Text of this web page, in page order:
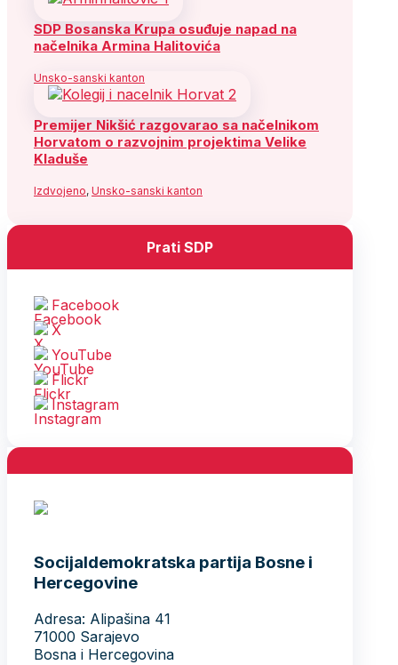
SDP Bosanska Krupa osuđuje napad na
načelnika Armina Halitovića
Unsko-sanski kanton
Premijer Nikšić razgovarao sa načelnikom
Horvatom o razvojnim projektima Velike
Kladuše
Izdvojeno, Unsko-sanski kanton
Prati SDP
Facebook
X
YouTube
Flickr
Instagram
Socijaldemokratska partija Bosne i
Hercegovine
Adresa: Alipašina 41
71000 Sarajevo
Bosna i Hercegovina